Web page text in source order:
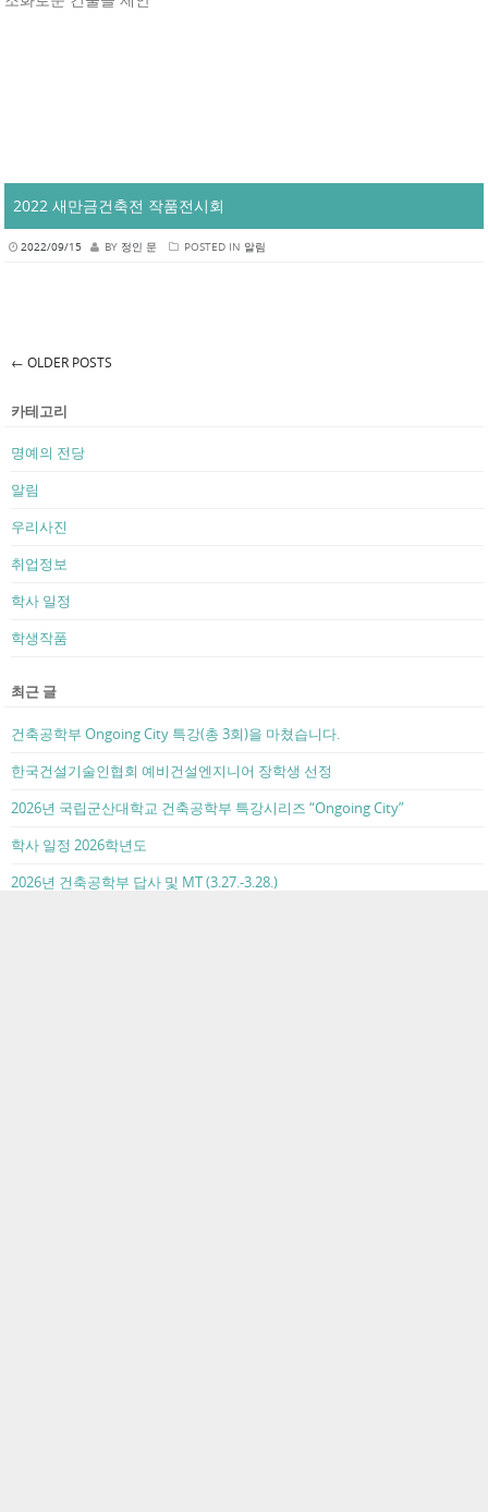
2023/04/26 BY
문민재, 정재헌, 김정호, 김윤겸, 유희운 학생이 학교법인 조선대학교에
수상하였습니다.
조선대학교 앞 주차장 부지에 들어갈 신축건물(근린생활시설 및 주거시
설)설계라는 공모 주제에 맞춰 차이와 균형이라는 컨셉과 램프와 같은
조화로운 건물을 제안